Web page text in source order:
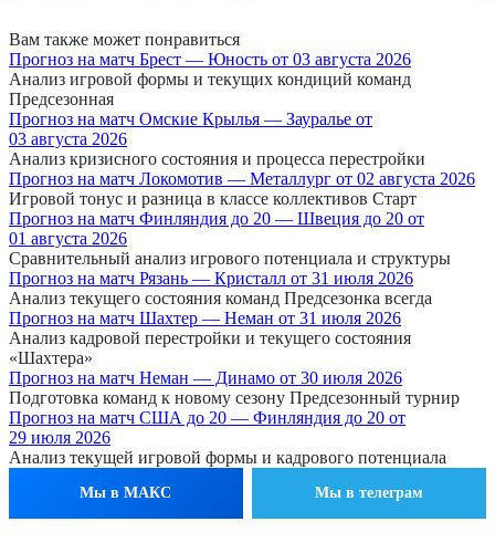
Вам также может понравиться
Прогноз на матч Брест — Юность от 03 августа 2026
Анализ игровой формы и текущих кондиций команд
Предсезонная
Прогноз на матч Омские Крылья — Зауралье от
03 августа 2026
Анализ кризисного состояния и процесса перестройки
Прогноз на матч Локомотив — Металлург от 02 августа 2026
Игровой тонус и разница в классе коллективов Старт
Прогноз на матч Финляндия до 20 — Швеция до 20 от
01 августа 2026
Сравнительный анализ игрового потенциала и структуры
Прогноз на матч Рязань — Кристалл от 31 июля 2026
Анализ текущего состояния команд Предсезонка всегда
Прогноз на матч Шахтер — Неман от 31 июля 2026
Анализ кадровой перестройки и текущего состояния
«Шахтера»
Прогноз на матч Неман — Динамо от 30 июля 2026
Подготовка команд к новому сезону Предсезонный турнир
Прогноз на матч США до 20 — Финляндия до 20 от
29 июля 2026
Анализ текущей игровой формы и кадрового потенциала
Мы в МАКС Мы в телеграм